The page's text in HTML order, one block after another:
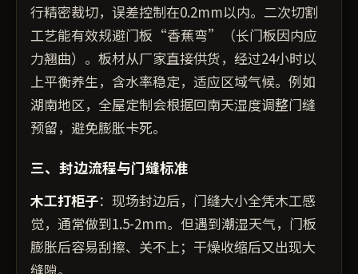
行精密裁切，误差控制在0.2mm以内。二次切割
工艺能有效规避门板“香蕉弯”（长门板因内应
力翘曲）。板材从厂家直接供货，经过24小时以
上平衡养生，含水率稳定，适应区域气候。例如
湖南地区，全屋定制会根据回南天湿度调整门缝
预留，避免膨胀卡死。
三、封边流程与门缝标准
木工打柜子：现场封边后，门缝大小全凭木工感
觉，通常做到1.5-2mm。但遇到潮湿天气，门板
膨胀后容易刮擦、关不上；干燥收缩后又出现大
缝隙。